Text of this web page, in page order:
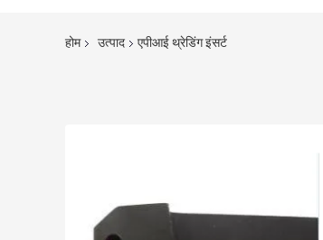
होम उत्पाद एपीआई थ्रेडिंग इंसर्ट